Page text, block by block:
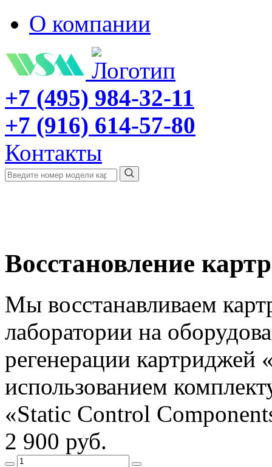
О компании
+7 (495) 984-32-11
+7 (916) 614-57-80
Контакты
Восстановление
Мы восстанавливаем
лаборатории на
регенерации картриджей
использованием
«Static Control
2 900 руб.